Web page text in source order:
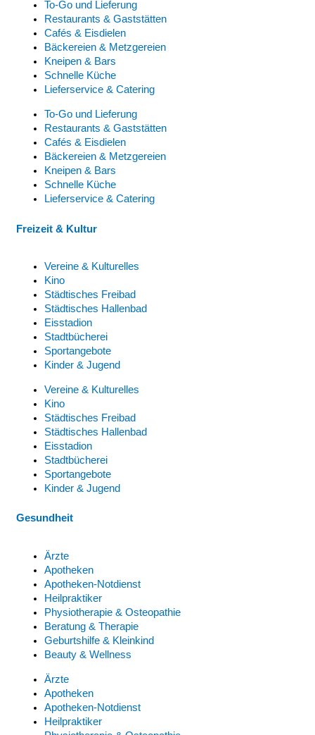
To-Go und Lieferung
Restaurants & Gaststätten
Cafés & Eisdielen
Bäckereien & Metzgereien
Kneipen & Bars
Schnelle Küche
Lieferservice & Catering
To-Go und Lieferung
Restaurants & Gaststätten
Cafés & Eisdielen
Bäckereien & Metzgereien
Kneipen & Bars
Schnelle Küche
Lieferservice & Catering
Freizeit & Kultur
Vereine & Kulturelles
Kino
Städtisches Freibad
Städtisches Hallenbad
Eisstadion
Stadtbücherei
Sportangebote
Kinder & Jugend
Vereine & Kulturelles
Kino
Städtisches Freibad
Städtisches Hallenbad
Eisstadion
Stadtbücherei
Sportangebote
Kinder & Jugend
Gesundheit
Ärzte
Apotheken
Apotheken-Notdienst
Heilpraktiker
Physiotherapie & Osteopathie
Beratung & Therapie
Geburtshilfe & Kleinkind
Beauty & Wellness
Ärzte
Apotheken
Apotheken-Notdienst
Heilpraktiker